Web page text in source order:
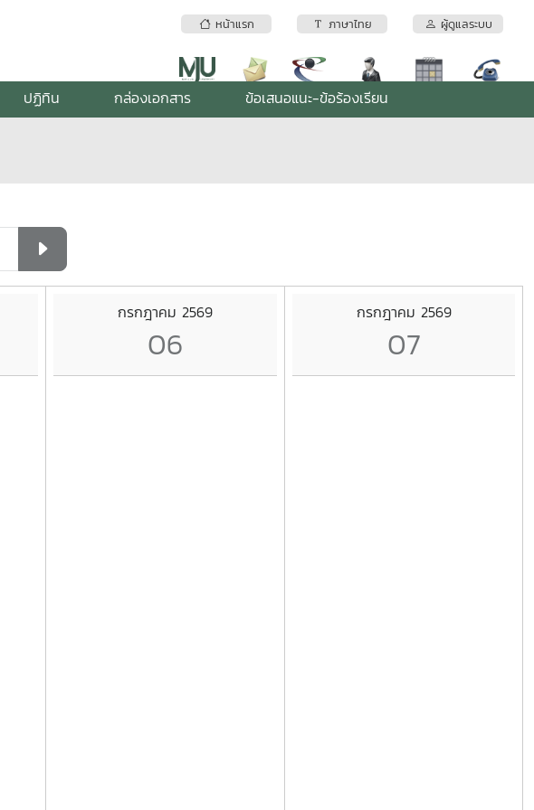
หน้าแรก ภาษาไทย ผู้ดูแลระบบ
ปฏิทิน กล่องเอกสาร ข้อเสนอแนะ-ข้อร้องเรียน
กรกฎาคม 2569
06
กรกฎาคม 2569
07